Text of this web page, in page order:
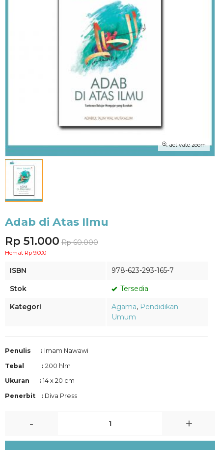
activate zoom
Adab di Atas Ilmu
Rp 51.000 Rp 60.000
Hemat Rp 9.000
ISBN 978-623-293-165-7
Stok Tersedia
Kategori Agama, Pendidikan
Umum
Penulis : Imam Nawawi
Tebal : 200 hlm
Ukuran : 14 x 20 cm
Penerbit : Diva Press
- +